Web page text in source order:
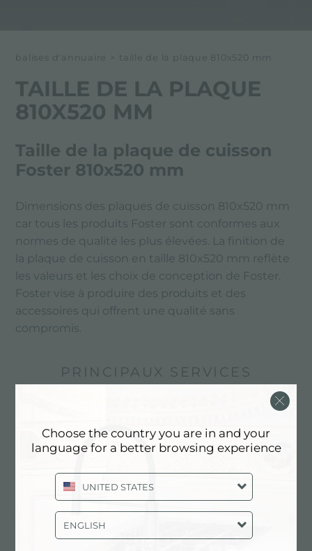
balises d'annuaire > taille de la plaque 810x520 mm
TAILLE DE LA PLAQUE
810X520 MM
Taille de la plaque de cuisson
Foster 810x520 mm
Dimensions des plaques de cuisson 810x520 mm
car tous les produits Foster sont conformes aux
normes de qualité les plus élevées. La finition de
la plaque de cuisson en taille 810x520 mm reflète
les valeurs et les choix de conception de Foster.
Foster vise à produire des produits et des
accessoires qui offrent une qualité sans
compromis.
PRINCIPAUX SERVICES
Choose the country you are in and your
language for a better browsing experience
UNITED STATES
ENGLISH